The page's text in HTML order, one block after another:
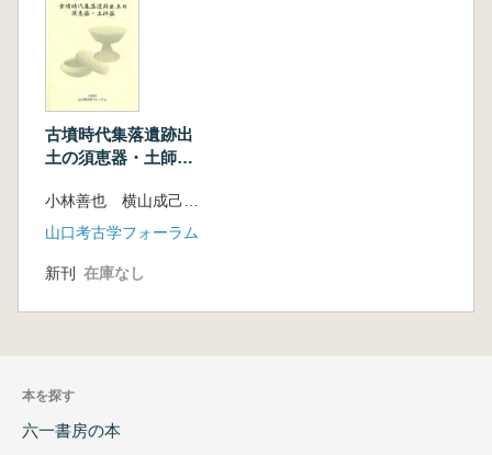
古墳時代集落遺跡出
土の須恵器・土師
かけての山口県の土
器様相
山口考古学フォーラム
新刊 在庫なし
本を探す
六一書房の本